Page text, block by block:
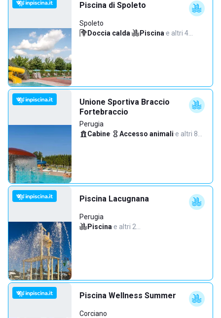
Piscina di Spoleto
Spoleto
Doccia calda· Piscina·e altri 4…
Unione Sportiva Braccio
Fortebraccio
Perugia
Cabine· Accesso animali·e altri 8…
Piscina Lacugnana
Perugia
Piscina·e altri 2…
Piscina Wellness Summer
Corciano